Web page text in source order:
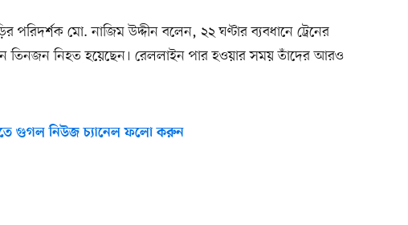
পরিদর্শক মো. নাজিম উদ্দীন বলেন, ২২ ঘণ্টার ব্যবধানে ট্রেনের
তিনজন নিহত হয়েছেন। রেললাইন পার হওয়ার সময় তাঁদের আরও
গুগল নিউজ চ্যানেল ফলো করুন